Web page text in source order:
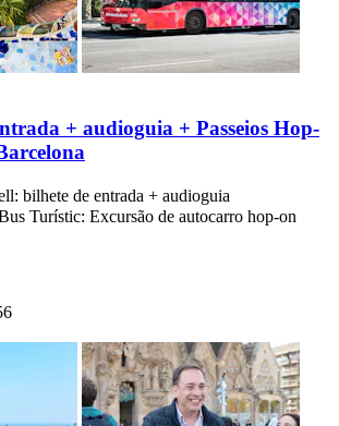
+ audioguia + Passeios Hop-
bilhete de entrada + audioguia
Turístic: Excursão de autocarro hop-on